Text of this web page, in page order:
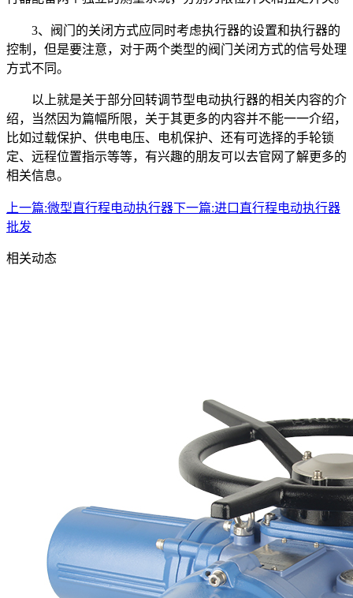
3、阀门的关闭方式应同时考虑执行器的设置和执行器的
控制，但是要注意，对于两个类型的阀门关闭方式的信号处理
方式不同。
以上就是关于部分回转调节型电动执行器的相关内容的介
绍，当然因为篇幅所限，关于其更多的内容并不能一一介绍，
比如过载保护、供电电压、电机保护、还有可选择的手轮锁
定、远程位置指示等等，有兴趣的朋友可以去官网了解更多的
相关信息。‍
上一篇:微型直行程电动执行器下一篇:进口直行程电动执行器
批发
相关动态